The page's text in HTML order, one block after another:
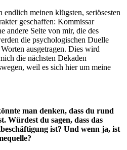
meinen klügsten, seriösesten
geschaffen: Kommissar
andere Seite von mir, die des
die psychologischen Duelle
ausgetragen. Dies wird
die nächsten Dekaden
weil es sich hier um meine
man denken, dass du rund
Würdest du sagen, dass das
ist? Und wenn ja, ist